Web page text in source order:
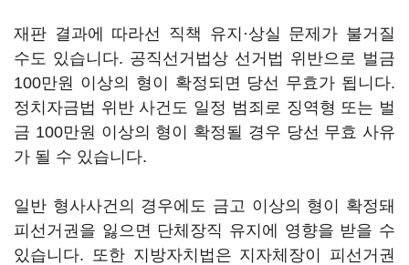
재판 결과에 따라선 직책 유지·상실 문제가 불거질
수도 있습니다. 공직선거법상 선거법 위반으로 벌금
100만원 이상의 형이 확정되면 당선 무효가 됩니다.
정치자금법 위반 사건도 일정 범죄로 징역형 또는 벌
금 100만원 이상의 형이 확정될 경우 당선 무효 사유
가 될 수 있습니다.
일반 형사사건의 경우에도 금고 이상의 형이 확정돼
피선거권을 잃으면 단체장직 유지에 영향을 받을 수
있습니다. 또한 지방자치법은 지자체장이 피선거권